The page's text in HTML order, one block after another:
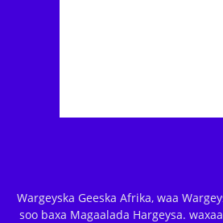
Wargeyska Geeska Afrika, waa
soo baxa Magaalada Hargeysa.